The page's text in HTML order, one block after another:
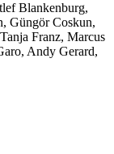
Blankenburg,
Güngör Coskun,
Franz, Marcus
Andy Gerard,